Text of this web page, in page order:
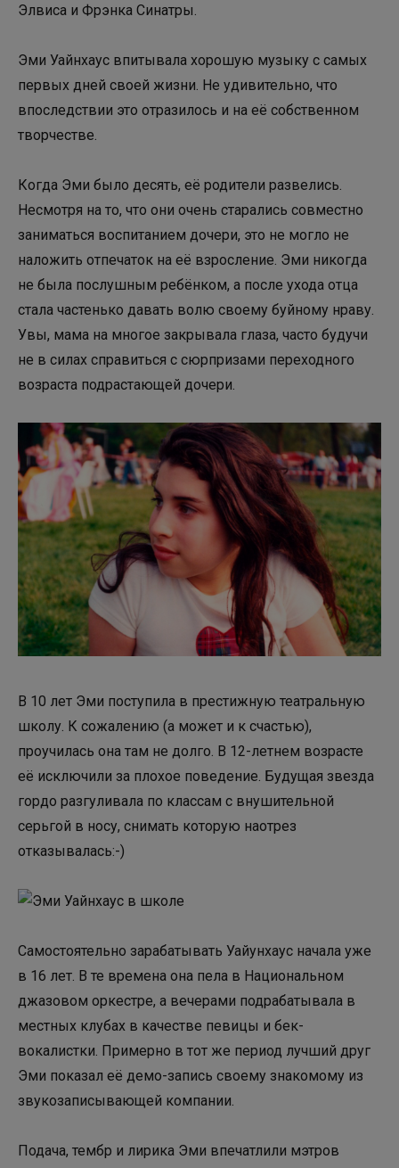
Элвиса и Фрэнка Синатры.
Эми Уайнхаус впитывала хорошую музыку с самых
первых дней своей жизни. Не удивительно, что
впоследствии это отразилось и на её собственном
творчестве.
Когда Эми было десять, её родители развелись.
Несмотря на то, что они очень старались совместно
заниматься воспитанием дочери, это не могло не
наложить отпечаток на её взросление. Эми никогда
не была послушным ребёнком, а после ухода отца
стала частенько давать волю своему буйному нраву.
Увы, мама на многое закрывала глаза, часто будучи
не в силах справиться с сюрпризами переходного
возраста подрастающей дочери.
В 10 лет Эми поступила в престижную театральную
школу. К сожалению (а может и к счастью),
проучилась она там не долго. В 12-летнем возрасте
её исключили за плохое поведение. Будущая звезда
гордо разгуливала по классам с внушительной
серьгой в носу, снимать которую наотрез
отказывалась:-)
Самостоятельно зарабатывать Уайунхаус начала уже
в 16 лет. В те времена она пела в Национальном
джазовом оркестре, а вечерами подрабатывала в
местных клубах в качестве певицы и бек-
вокалистки. Примерно в тот же период лучший друг
Эми показал её демо-запись своему знакомому из
звукозаписывающей компании.
Подача, тембр и лирика Эми впечатлили мэтров